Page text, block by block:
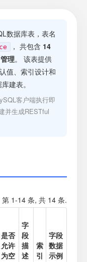
数据库表，表名
， 共包含 14
理。 该表提供
值、索引设计和
建表。
客户端执行即
并生成RESTful
第 1-14 条, 共 14 条.
是否
允许
为空
字
段
描
述
索
引
字段
数据
示例